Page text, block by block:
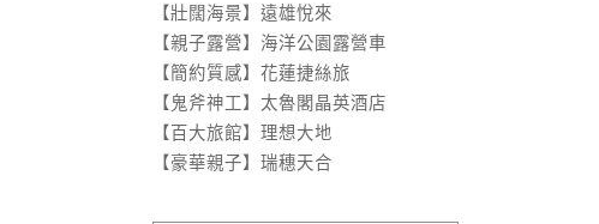
【壯闊海景】遠雄悅來
【親子露營】海洋公園露營車
【簡約質感】花蓮捷絲旅
【鬼斧神工】太魯閣晶英酒店
【百大旅館】理想大地
【豪華親子】瑞穗天合